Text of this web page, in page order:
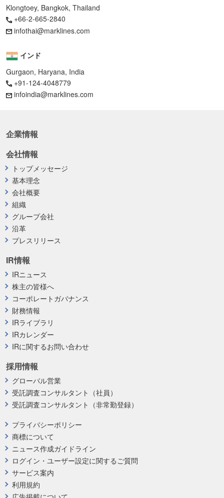
Klongtoey, Bangkok, Thailand
+66-2-665-2840
infothai@marklines.com
インド
Gurgaon, Haryana, India
+91-124-4048779
infoindia@marklines.com
企業情報
プライバシーポリシー
商標について
ニュース作成ガイドライン
ログイン・ユーザー設定に関するご質問
サービス案内
利用規約
採用情報
グローバル営業
受託調査コンサルタント（社員）
受託調査コンサルタント（非常勤登録）
会社情報
トップメッセージ
基本理念
会社概要
組織
グループ会社
沿革
プレスリリース
IR情報
IRニュース
株主の皆様へ
コーポレートガバナンス
財務情報
IRライブラリ
IRカレンダー
IRに関するお問い合わせ